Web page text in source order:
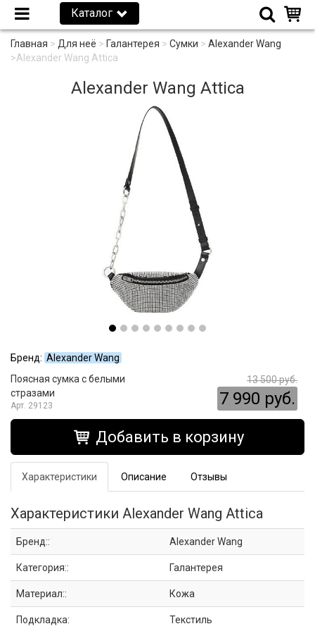
Каталог
Главная > Для неё > Галантерея > Сумки > Alexander Wang
>Alexander Wang Attica
Alexander Wang Attica
Бренд: Alexander Wang
Поясная сумка с белыми
стразами
29123
13 500 руб.
7 990 руб.
Добавить в корзину
Характеристики Описание Отзывы
Характеристики Alexander Wang Attica
Бренд:: Alexander Wang
Категория:: Галантерея
Материал:: Кожа
Подкладка: Текстиль